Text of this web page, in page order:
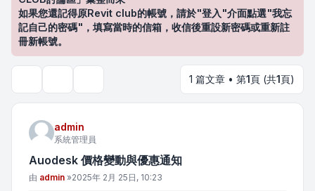
如果您還記得原Revit club的帳號，請於"登入"介面點選"我忘
記自己的密碼"，填寫當時的信箱，收信後重設新密碼或重新註
冊新帳號。
1 篇文章 • 第1頁 (共1頁)
admin
系統管理員
Auodesk 價格變動與優惠通知
文章
由 admin »2025年 2月 25日, 10:23